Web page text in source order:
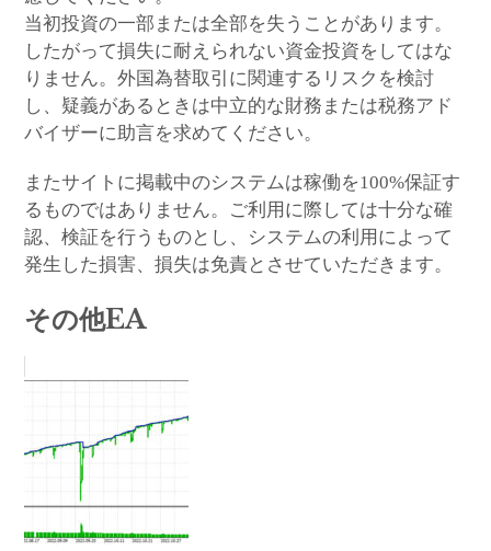
当初投資の一部または全部を失うことがあります。
したがって損失に耐えられない資金投資をしてはな
りません。外国為替取引に関連するリスクを検討
し、疑義があるときは中立的な財務または税務アド
バイザーに助言を求めてください。
またサイトに掲載中のシステムは稼働を100%保証す
るものではありません。ご利用に際しては十分な確
認、検証を行うものとし、システムの利用によって
発生した損害、損失は免責とさせていただきます。
その他EA